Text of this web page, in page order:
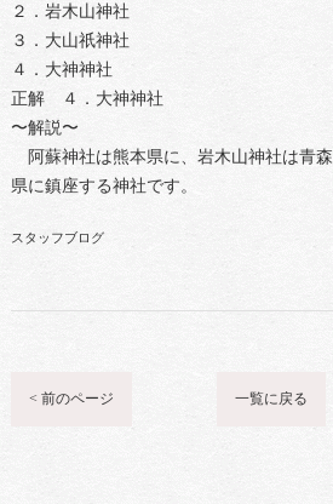
２．岩木山神社
３．大山祇神社
４．大神神社
正解 ４．大神神社
〜解説〜
阿蘇神社は熊本県に、岩木山神社は青
県に鎮座する神社です。
スタッフブログ
< 前のページ 一覧に戻る